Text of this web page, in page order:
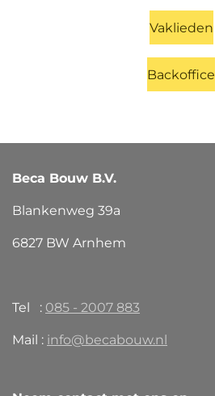
Vaklieden
Backoffice
Beca Bouw B.V.
Blankenweg 39a
6827 BW Arnhem
Tel : 085 - 2007 883
Mail : info@becabouw.nl